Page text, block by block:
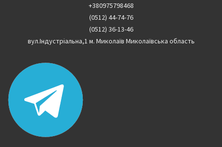
+380975798468
(0512) 44-74-76
(0512) 36-13-46
вул.Індустріальна,1 м. Миколаїв Миколаївська область